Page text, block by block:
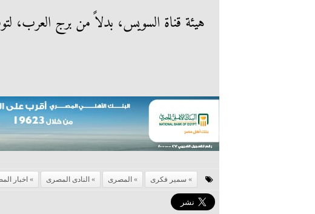
هيئة قناة السويس، بدلاً من برج العرب،
سمير فكرى المصرى النادى المصرى اخبار